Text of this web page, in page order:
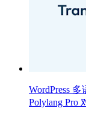
WordPress
Polylang Pro